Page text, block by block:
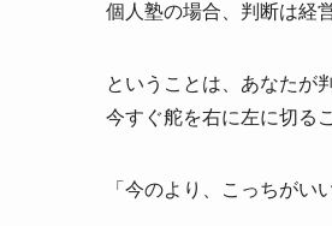
個人塾の場合、判断は経
ということは、あなたが
今すぐ舵を右に左に切る
「今のより、こっちがい